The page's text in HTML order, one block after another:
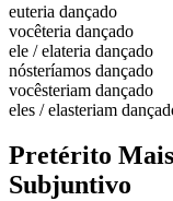
euteria dançado
vocêteria dançado
ele / elateria dançado
nósteríamos dançado
vocêsteriam dançado
eles / elasteriam
Pretérito
Subjuntivo